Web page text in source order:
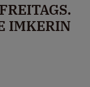
IMKERIN